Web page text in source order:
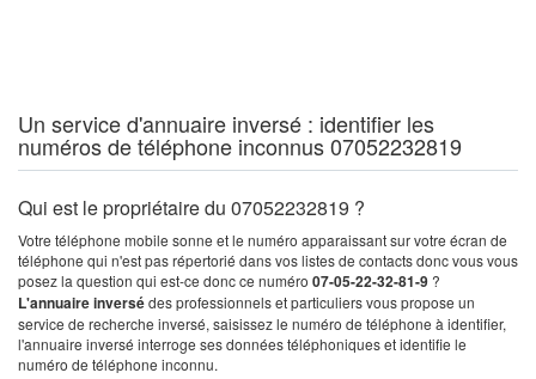
Un service d'annuaire inversé : identifier les
numéros de téléphone inconnus 07052232819
Qui est le propriétaire du 07052232819 ?
Votre téléphone mobile sonne et le numéro apparaissant sur votre écran de
téléphone qui n'est pas répertorié dans vos listes de contacts donc vous vous
posez la question qui est-ce donc ce numéro 07-05-22-32-81-9 ?
L'annuaire inversédes professionnels et particuliers vous propose un
service de recherche inversé, saisissez le numéro de téléphone à identifier,
l'annuaire inversé interroge ses données téléphoniques et identifie le
numéro de téléphone inconnu.